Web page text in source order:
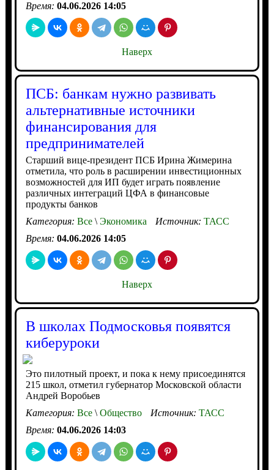
Время: 04.06.2026 14:05
Наверх
ПСБ: банкам нужно развивать
альтернативные источники
финансирования для
предпринимателей
Старший вице-президент ПСБ Ирина Жимерина
отметила, что роль в расширении инвестиционных
возможностей для ИП будет играть появление
различных интеграций ЦФА в финансовые
продукты банков
Категория: Все\Экономика Источник: ТАСС
Время: 04.06.2026 14:05
Наверх
В школах Подмосковья появятся
киберуроки
Это пилотный проект, и пока к нему присоединятся
215 школ, отметил губернатор Московской области
Андрей Воробьев
Категория: Все\Общество Источник: ТАСС
Время: 04.06.2026 14:03